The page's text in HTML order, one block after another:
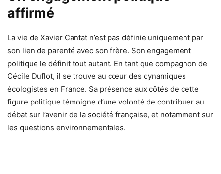
affirmé
La vie de Xavier Cantat n’est pas définie uniquement par
son lien de parenté avec son frère. Son engagement
politique le définit tout autant. En tant que compagnon de
Cécile Duflot, il se trouve au cœur des dynamiques
écologistes en France. Sa présence aux côtés de cette
figure politique témoigne d’une volonté de contribuer au
débat sur l’avenir de la société française, et notamment sur
les questions environnementales.